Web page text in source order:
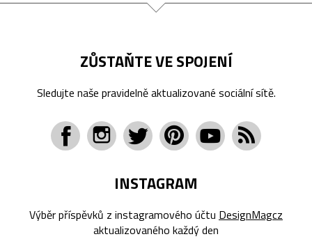
ZŮSTAŇTE VE SPOJENÍ
Sledujte naše pravidelně aktualizované sociální sítě.
INSTAGRAM
Výběr příspěvků z instagramového účtu DesignMagcz
aktualizovaného každý den